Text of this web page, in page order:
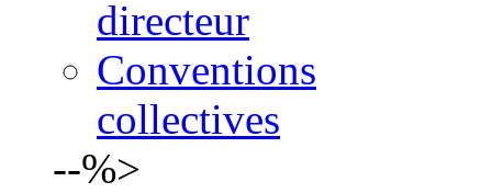
directeur
Conventions
collectives
--%>